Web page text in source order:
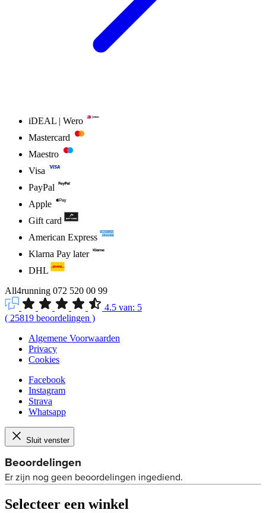
iDEAL | Wero
Mastercard
Maestro
Visa
PayPal
Apple
Gift card
American Express
Klarna Pay later
DHL
All4running 072 520 00 99
4.5 van: 5
( 25819 beoordelingen )
Algemene Voorwaarden
Privacy
Cookies
Facebook
Instagram
Strava
Whatsapp
Sluit venster
Selecteer een winkel